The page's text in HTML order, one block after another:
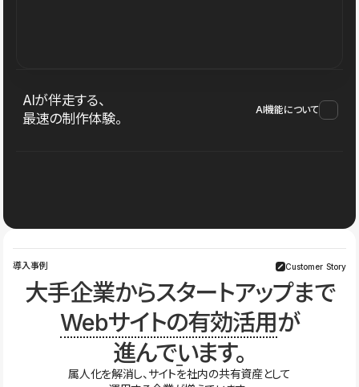
AIが伴走する、
最速の制作体験。
AI機能について
導入事例 Customer Story
大手企業からスタートアップまで
Webサイトの有効活用が
進んでいます。
属人化を解消し、サイトを社内の共有資産として